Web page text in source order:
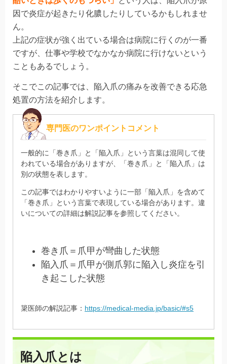
因で炎症が起きたり化膿したりしているかもしれませ
ん。
上記の症状が強く出ている場合は病院に行くのが一番
ですが、仕事や学校でなかなか病院に行けないという
こともあるでしょう。
そこでこの記事では、陥入爪の痛みを改善できる応急
処置の方法を紹介します。
専門医のワンポイントコメント
一般的に「巻き爪」と「陥入爪」という言葉は混同して使
われている場合がありますが、「巻き爪」と「陥入爪」は
別の状態を表します。
この記事ではわかりやすいように一部「陥入爪」を含めて
「巻き爪」という言葉で表現している場合があります。違
いについての詳細は解説記事を参照してください。
巻き爪＝爪甲が彎曲した状態
陥入爪＝爪甲が側爪郭に陥入し炎症を引
き起こした状態
簗医師の解説記事： https://medical-media.jp/basic/#s5
陥入爪とは